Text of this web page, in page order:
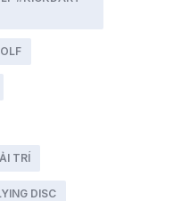
TRÍ
DISC